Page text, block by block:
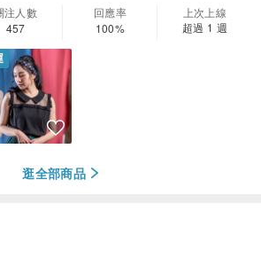
注人數
457
回應率
100%
上次上線
超過 1 週
逛全部商品